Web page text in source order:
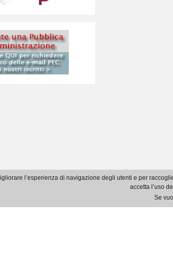
l’esperienza di navigazione degli utenti e per
accetta l’uso
Se